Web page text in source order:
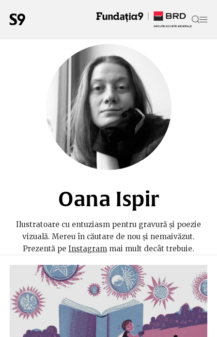
Oana Ispir
Ilustratoare cu entuziasm pentru gravură și poezie
vizuală. Mereu în căutare de nou și nemaivăzut.
Prezentă pe Instagram mai mult decât trebuie.